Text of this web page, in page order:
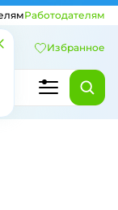
Работодателям
Избранное